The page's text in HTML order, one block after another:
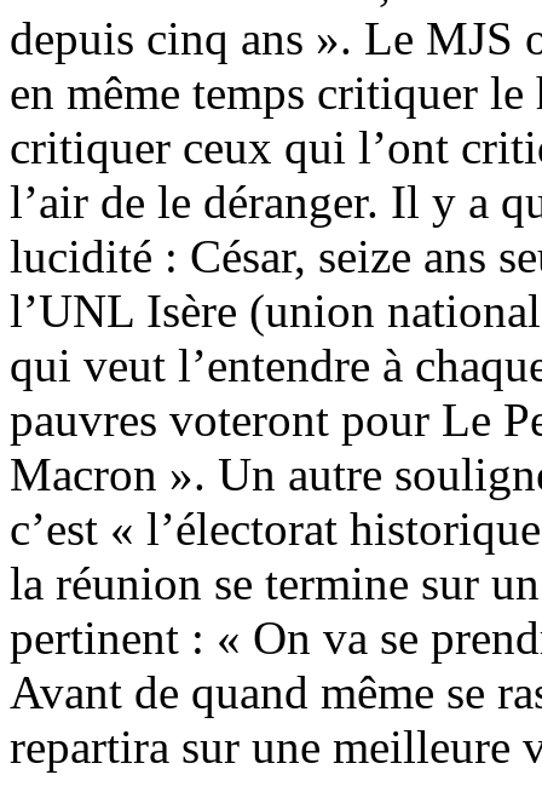
depuis cinq ans ». Le MJS
en même temps critiquer
critiquer ceux qui l’ont
l’air de le déranger. Il y a
lucidité : César, seize ans
l’UNL Isère (union
qui veut l’entendre à
pauvres voteront pour Le
Macron ». Un autre
c’est « l’électorat
la réunion se termine sur
pertinent : « On va se
Avant de quand même se
repartira sur une meilleure